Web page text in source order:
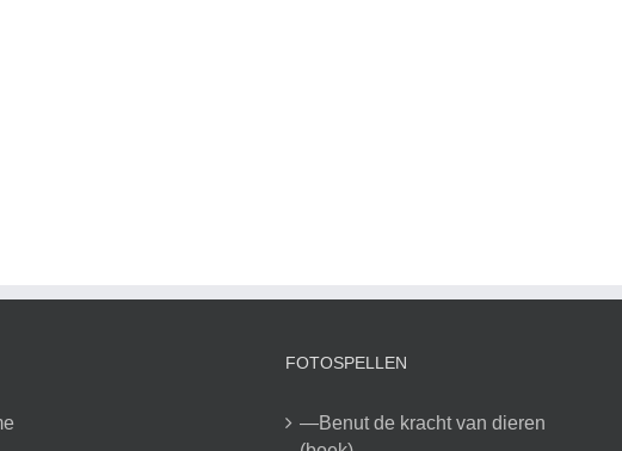
FOTOSPELLEN
—Benut de kracht van dieren